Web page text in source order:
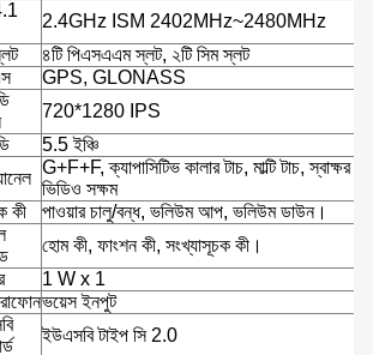
2.4GHz ISM 2402MHz~2480MHz
৪টি পিএসএএম স্লট, ২টি সিম স্লট
GPS, GLONASS
720*1280 IPS
5.5 ইঞ্চি
G+F+F, ক্যাপাসিটিভ কালার টাচ, মাল্টি টাচ, স্বাক্ষর
ভিডিও সক্ষম
কী
পাওয়ার চালু/বন্ধ, ভলিউম আপ, ভলিউম ডাউন।
হোম কী, ফাংশন কী, সংখ্যাসূচক কী।
1 W x 1
ভয়েস ইনপুট
ইউএসবি টাইপ সি 2.0